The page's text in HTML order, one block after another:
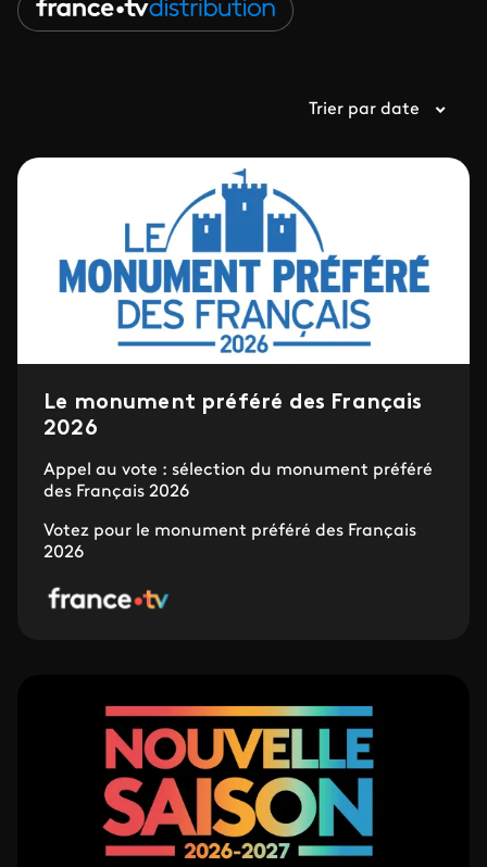
Trier par date
Le monument préféré des Français
2026
Appel au vote : sélection du monument préféré
des Français 2026
Votez pour le monument préféré des Français
2026